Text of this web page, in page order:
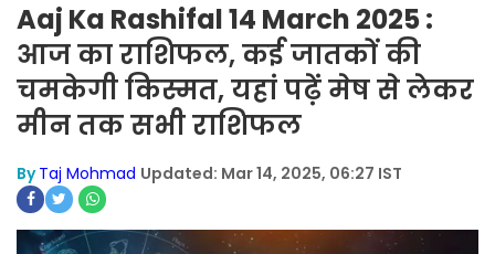
Aaj Ka Rashifal 14 March 2025 :
आज का राशिफल, कई जातकों की
चमकेगी किस्मत, यहां पढ़ें मेष से लेकर
मीन तक सभी राशिफल
ByTaj Mohmad Updated: Mar 14, 2025, 06:27 IST